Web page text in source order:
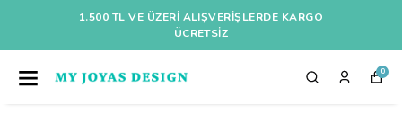
1.500 TL VE ÜZERI ALIŞVERIŞLERDE KARGO
ÜCRETSİZ
0